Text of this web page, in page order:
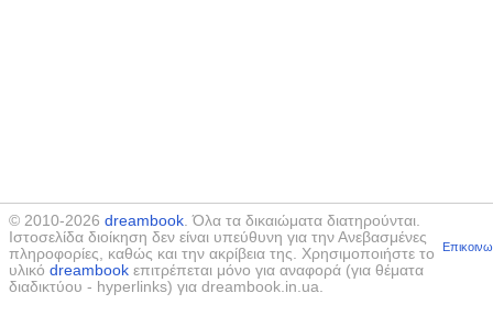
© 2010-2026 dreambook. Όλα τα δικαιώματα διατηρούνται.
Ιστοσελίδα διοίκηση δεν είναι υπεύθυνη για την Ανεβασμένες
πληροφορίες, καθώς και την ακρίβεια της. Χρησιμοποιήστε το
υλικό dreambook επιτρέπεται μόνο για αναφορά (για θέματα
διαδικτύου - hyperlinks) για dreambook.in.ua.